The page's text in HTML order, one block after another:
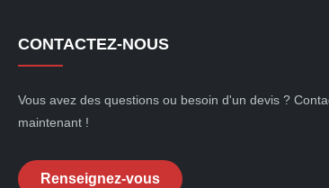
CONTACTEZ-NOUS
Vous avez des questions ou besoin d'un devis ?
maintenant !
Renseignez-vous